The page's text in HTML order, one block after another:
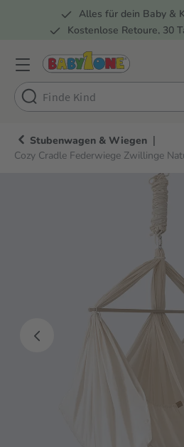
Zur Hauptnavigation springen
Alles für dein Baby &
Kostenlose Retoure, 30
Stubenwagen & Wiegen |
Cozy Cradle Federwiege Zwillinge